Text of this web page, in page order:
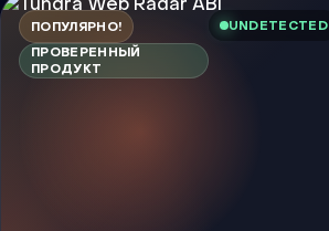
ПОПУЛЯРНО!
ПРОВЕРЕННЫЙ
ПРОДУКТ
UNDETECTED